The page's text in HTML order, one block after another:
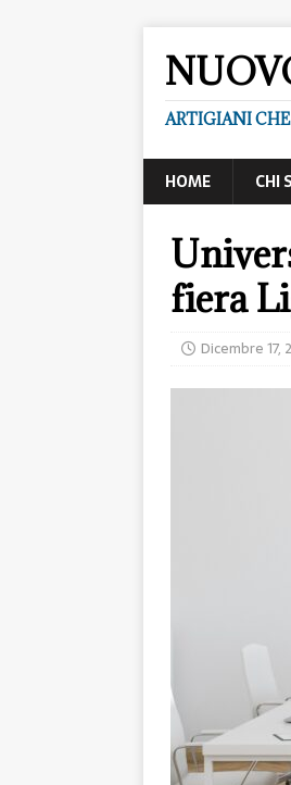
ARTIGIANI
HOME CHI
fiera
Dicembre 17,